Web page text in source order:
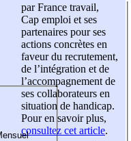
par France travail,
Cap emploi et ses
partenaires pour ses
actions concrètes en
faveur du recrutement,
de l’intégration et de
l’accompagnement de
ses collaborateurs en
situation de handicap.
Pour en savoir plus,
consultez cet article.